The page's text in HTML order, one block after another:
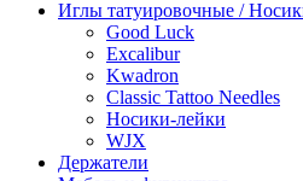
Иглы татуировочные /
Good Luck
Excalibur
Kwadron
Classic Tattoo Needles
Носики-лейки
WJX
Держатели